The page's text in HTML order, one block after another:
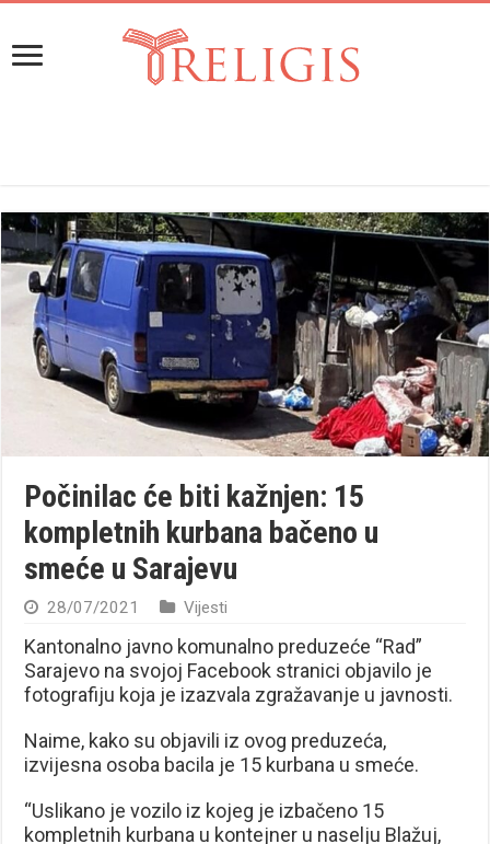
Počinilac će biti kažnjen: 15
kompletnih kurbana bačeno u
smeće u Sarajevu
28/07/2021 Vijesti
Kantonalno javno komunalno preduzeće “Rad”
Sarajevo na svojoj Facebook stranici objavilo je
fotografiju koja je izazvala zgražavanje u javnosti.
Naime, kako su objavili iz ovog preduzeća,
izvijesna osoba bacila je 15 kurbana u smeće.
“Uslikano je vozilo iz kojeg je izbačeno 15
kompletnih kurbana u kontejner u naselju Blažuj,